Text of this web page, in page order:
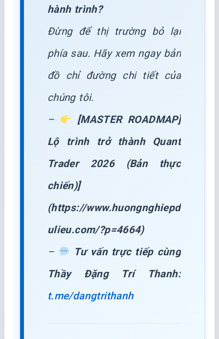
hành trình?
Đừng để thị trường bỏ lại
phía sau. Hãy xem ngay bản
đồ chỉ đường chi tiết của
chúng tôi.
–
[MASTER ROADMAP]
Lộ trình trở thành Quant
Trader 2026 (Bản thực
chiến)]
(https://www.huongnghiepd
ulieu.com/?p=4664)
–
Tư vấn trực tiếp cùng
Thầy Đặng Trí Thanh:
t.me/dangtrithanh